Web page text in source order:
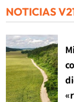
NOTICIAS